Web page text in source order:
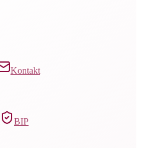
Kontakt
BIP